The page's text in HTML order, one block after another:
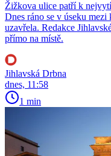
Žižkova ulice patří k
Dnes ráno se v úseku
uzavřela. Redakce
přímo na místě.
Jihlavská Drbna
dnes, 11:58
1 min